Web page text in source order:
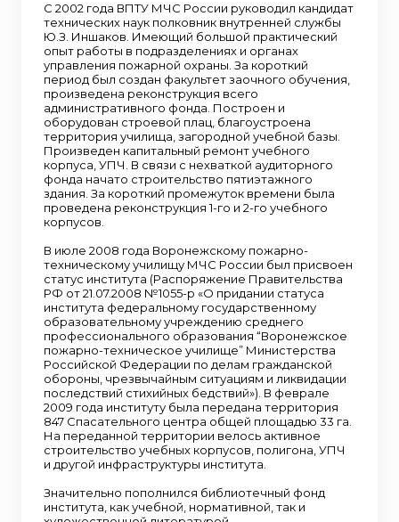
С 2002 года ВПТУ МЧС России руководил кандидат
технических наук полковник внутренней службы
Ю.З. Иншаков. Имеющий большой практический
опыт работы в подразделениях и органах
управления пожарной охраны. За короткий
период был создан факультет заочного обучения,
произведена реконструкция всего
административного фонда. Построен и
оборудован строевой плац, благоустроена
территория училища, загородной учебной базы.
Произведен капитальный ремонт учебного
корпуса, УПЧ. В связи с нехваткой аудиторного
фонда начато строительство пятиэтажного
здания. За короткий промежуток времени была
проведена реконструкция 1-го и 2-го учебного
корпусов.
В июле 2008 года Воронежскому пожарно-
техническому училищу МЧС России был присвоен
статус института (Распоряжение Правительства
РФ от 21.07.2008 №1055-р «О придании статуса
института федеральному государственному
образовательному учреждению среднего
профессионального образования “Воронежское
пожарно-техническое училище” Министерства
Российской Федерации по делам гражданской
обороны, чрезвычайным ситуациям и ликвидации
последствий стихийных бедствий»). В феврале
2009 года институту была передана территория
847 Спасательного центра общей площадью 33 га.
На переданной территории велось активное
строительство учебных корпусов, полигона, УПЧ
и другой инфраструктуры института.
Значительно пополнился библиотечный фонд
института, как учебной, нормативной, так и